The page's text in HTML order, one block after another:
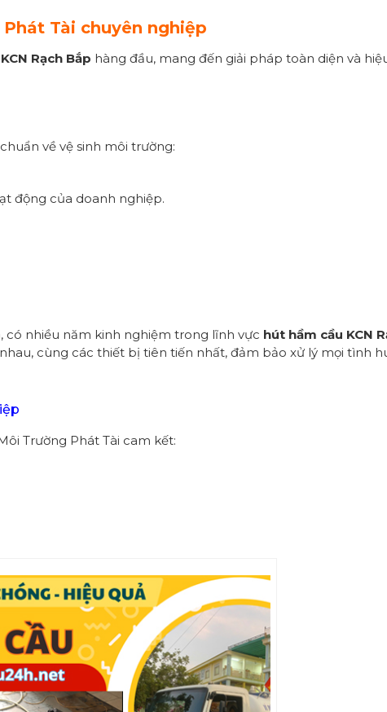
Tài chuyên nghiệp
Rạch Bắp hàng đầu, mang đến giải pháp toàn diện và
về vệ sinh môi trường:
động của doanh nghiệp.
có nhiều năm kinh nghiệm trong lĩnh vực hút hầm cầu KCN
cùng các thiết bị tiên tiến nhất, đảm bảo xử lý mọi tình
Trường Phát Tài cam kết: